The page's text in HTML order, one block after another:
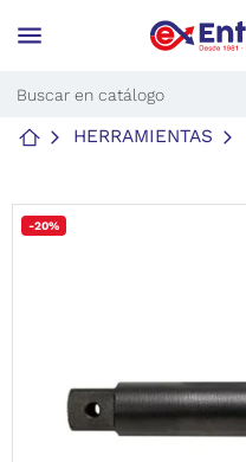
menu
HERRAMIENTAS
-20%